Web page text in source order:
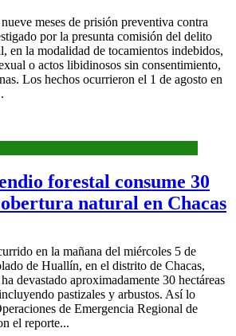
meses de prisión preventiva contra
por la presunta comisión del delito
en la modalidad de tocamientos indebidos,
o actos libidinosos sin consentimiento,
Los hechos ocurrieron el 1 de agosto en
forestal consume 30
natural en Chacas
en la mañana del miércoles 5 de
de Huallín, en el distrito de Chacas,
devastado aproximadamente 30 hectáreas
pastizales y arbustos. Así lo
de Emergencia Regional de
el reporte...